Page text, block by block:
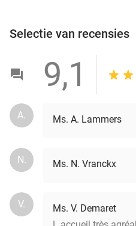
Selectie van recensies
9,1
A. Ms. A. Lammers
N. Ms. N. Vranckx
V.
Ms. V. Demaret